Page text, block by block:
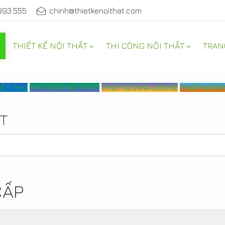
chinh@thietkenoithat.com
THIẾT KẾ NỘI THẤT THI CÔNG NỘI THẤT
THỰ THI CÔNG NỘI THẤT THIẾT KẾ NHÀ LIỀN KỀ THIẾT KẾ